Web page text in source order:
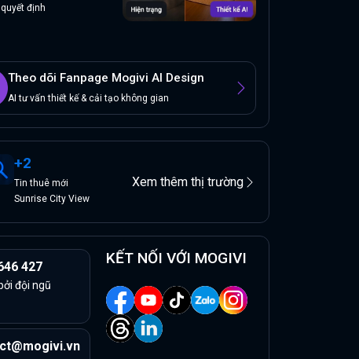
quyết định
Theo dõi Fanpage Mogivi AI Design
AI tư vấn thiết kế & cải tạo không gian
+2
Tinthuê mới
Sunrise City View
Xem thêm thị trường
427
đội ngũ
KẾT NỐI VỚI MOGIVI